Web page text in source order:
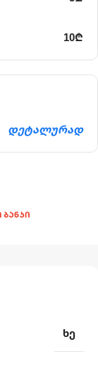
10₾
დეტალურად
ხე